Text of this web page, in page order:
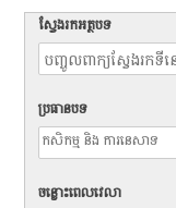
ស្វែងរកអត្ថបទ
ប្រធានបទ
ចន្លោះពេលវេលា